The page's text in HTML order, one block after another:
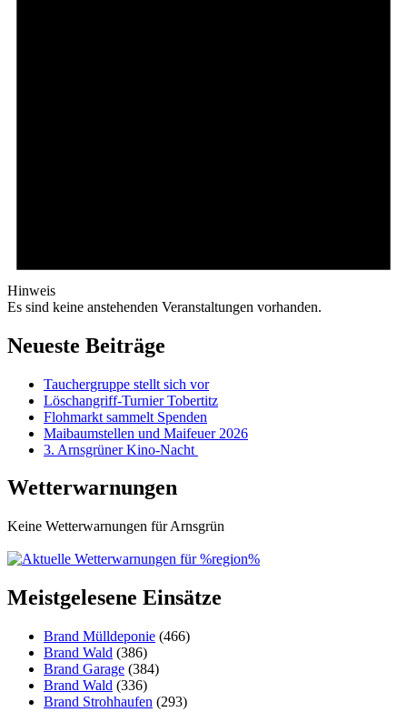
Hinweis
Es sind keine anstehenden Veranstaltungen vorhanden.
Neueste Beiträge
Tauchergruppe stellt sich vor
Löschangriff-Turnier Tobertitz
Flohmarkt sammelt Spenden
Maibaumstellen und Maifeuer 2026
3. Arnsgrüner Kino-Nacht
Wetterwarnungen
Keine Wetterwarnungen für Arnsgrün
Meistgelesene Einsätze
Brand Mülldeponie (466)
Brand Wald (386)
Brand Garage (384)
Brand Wald (336)
Brand Strohhaufen (293)